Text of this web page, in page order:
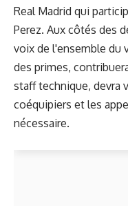
Real Madrid qui
Perez. Aux côtés des
voix de l'ensemble du
des primes,
staff technique, devra
coéquipiers et les
nécessaire.